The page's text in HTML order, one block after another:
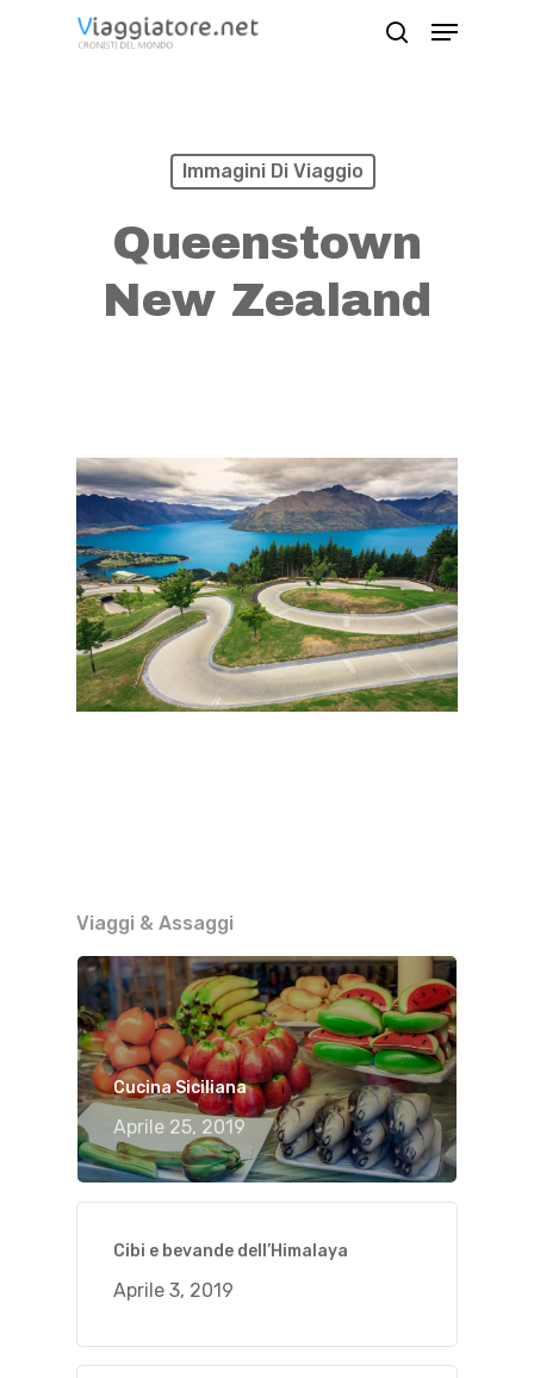
Menu
Immagini Di Viaggio
Queenstown
New Zealand
Viaggi & Assaggi
Cucina Siciliana
Aprile 25, 2019
Cibi e bevande dell’Himalaya
Aprile 3, 2019